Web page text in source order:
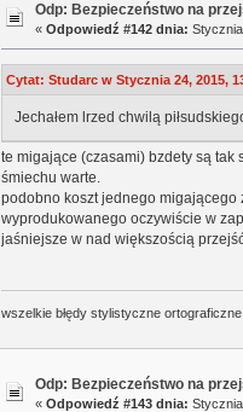
Odp: Bezpieczeństwo na
«Odpowiedź #142 dnia:
Cytat: Studarc w Stycznia 24, 2015,
Jechałem lrzed chwilą
te migające (czasami) bzdety są tak
śmiechu warte.
podobno koszt jednego migającego
wyprodukowanego oczywiście w
jaśniejsze w nad większością
wszelkie błędy stylistyczne
Odp: Bezpieczeństwo na
«Odpowiedź #143 dnia: